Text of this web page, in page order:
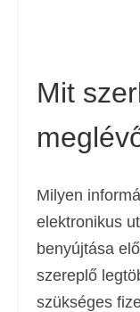
Suomi(
Mit
Milyen
elektronikus
benyújtása
szereplő
szükséges